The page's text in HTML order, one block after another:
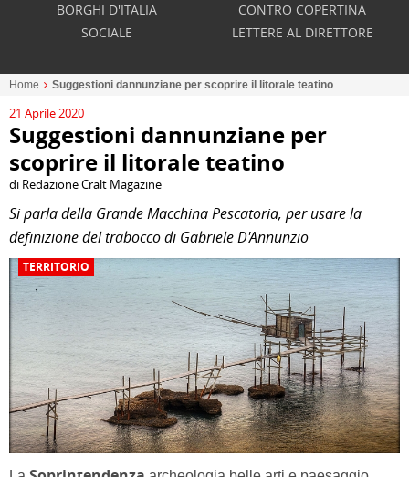
BORGHI D'ITALIA
SOCIALE
CONTRO COPERTINA
LETTERE AL DIRETTORE
Home Suggestioni dannunziane per scoprire il litorale teatino
21 Aprile 2020
Suggestioni dannunziane per
scoprire il litorale teatino
di Redazione Cralt Magazine
Si parla della Grande Macchina Pescatoria, per usare la
definizione del trabocco di Gabriele D'Annunzio
TERRITORIO